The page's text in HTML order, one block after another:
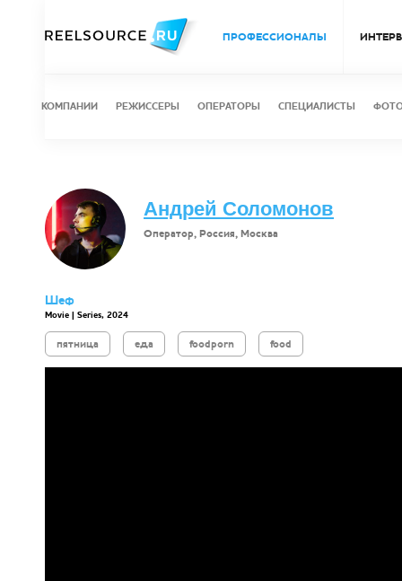
ПРОФЕССИОНАЛЫ
КОМПАНИИ РЕЖИССЕРЫ ОПЕРАТОРЫ СПЕЦИАЛИСТЫ
Андрей Соломонов
Оператор, Россия, Москва
Шеф
Movie | Series, 2024
пятница еда foodporn food